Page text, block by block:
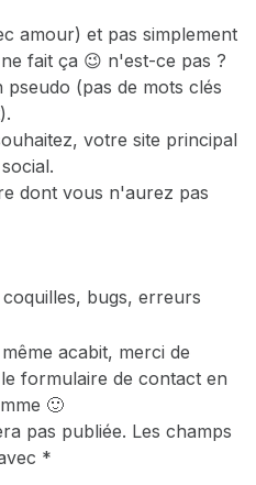
amour) et pas simplement
fait ça 😉 n'est-ce pas ?
(pas de mots clés
votre site principal
dont vous n'aurez pas
bugs, erreurs
acabit, merci de
formulaire de contact en
🙂
pas publiée. Les champs
*